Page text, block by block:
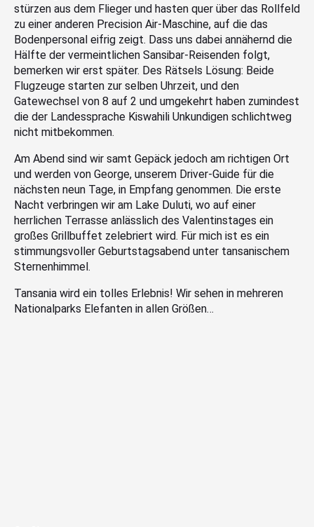
stürzen aus dem Flieger und hasten quer über das Rollfeld
zu einer anderen Precision Air-Maschine, auf die das
Bodenpersonal eifrig zeigt. Dass uns dabei annähernd die
Hälfte der vermeintlichen Sansibar-Reisenden folgt,
bemerken wir erst später. Des Rätsels Lösung: Beide
Flugzeuge starten zur selben Uhrzeit, und den
Gatewechsel von 8 auf 2 und umgekehrt haben zumindest
die der Landessprache Kiswahili Unkundigen schlichtweg
nicht mitbekommen.
Am Abend sind wir samt Gepäck jedoch am richtigen Ort
und werden von George, unserem Driver-Guide für die
nächsten neun Tage, in Empfang genommen. Die erste
Nacht verbringen wir am Lake Duluti, wo auf einer
herrlichen Terrasse anlässlich des Valentinstages ein
großes Grillbuffet zelebriert wird. Für mich ist es ein
stimmungsvoller Geburtstagsabend unter tansanischem
Sternenhimmel.
Tansania wird ein tolles Erlebnis! Wir sehen in mehreren
Nationalparks Elefanten in allen Größen…